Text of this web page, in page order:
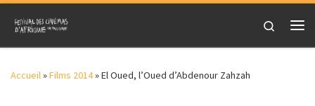
Skip to content
Search
Accueil»Films 2014»El Oued, l’Oued d’Abdenour Zahzah